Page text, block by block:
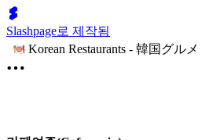
Slashpage로 제작됨
Korean Restaurants - 韓国グルメ